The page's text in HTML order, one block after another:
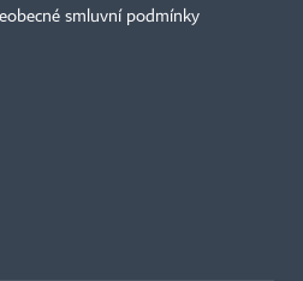
smluvní podmínky